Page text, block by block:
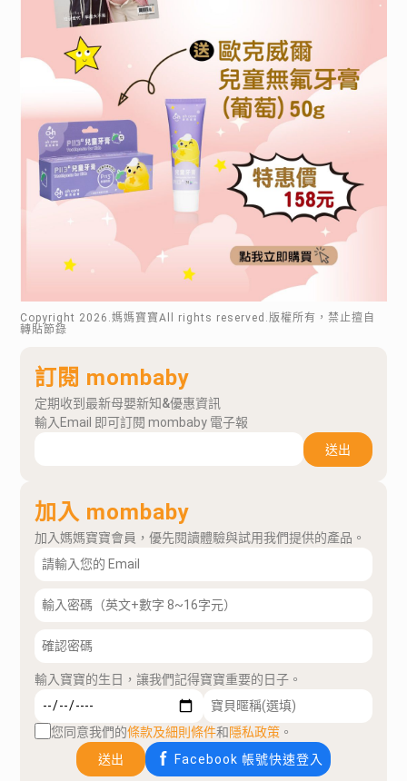
Copyright 2026 .媽媽寶寶All rights reserved.版權所有，禁止擅自
轉貼節錄
訂閱 mombaby
定期收到最新母嬰新知&優惠資訊
輸入Email 即可訂閱 mombaby 電子報
送出
加入 mombaby
加入媽媽寶寶會員，優先閱讀體驗與試用我們提供的產品。
輸入寶寶的生日，讓我們記得寶寶重要的日子。
您同意我們的條款及細則條件和隱私政策 。
送出
Facebook 帳號快速登入